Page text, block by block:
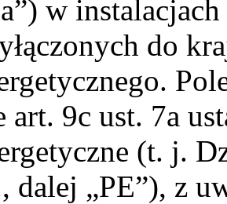
w
do
art. 9c ust. 7a
(t. j.
dalej „PE”), z